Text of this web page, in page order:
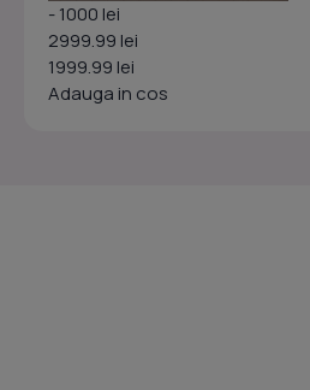
- 1000 lei
2999.99 lei
1999.99 lei
Adauga in cos